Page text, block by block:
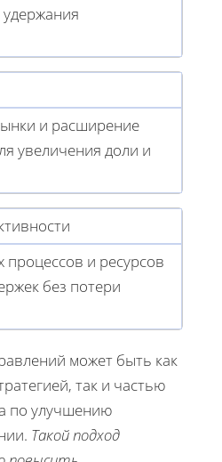
и расширение
увеличения доли и
процессов и ресурсов
без потери
может быть как
так и частью
по улучшению
Такой подход